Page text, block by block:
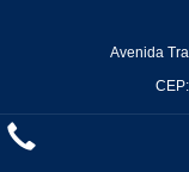
Avenida